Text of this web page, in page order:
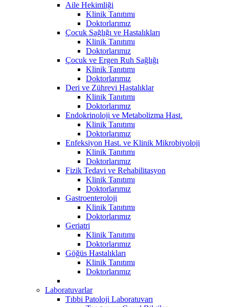
Aile Hekimliği
Klinik Tanıtımı
Doktorlarımız
Çocuk Sağlığı ve Hastalıkları
Klinik Tanıtımı
Doktorlarımız
Çocuk ve Ergen Ruh Sağlığı
Klinik Tanıtımı
Doktorlarımız
Deri ve Zührevi Hastalıklar
Klinik Tanıtımı
Doktorlarımız
Endokrinoloji ve Metabolizma Hast.
Klinik Tanıtımı
Doktorlarımız
Enfeksiyon Hast. ve Klinik Mikrobiyoloji
Klinik Tanıtımı
Doktorlarımız
Fizik Tedavi ve Rehabilitasyon
Klinik Tanıtımı
Doktorlarımız
Gastroenteroloji
Klinik Tanıtımı
Doktorlarımız
Geriatri
Klinik Tanıtımı
Doktorlarımız
Göğüs Hastalıkları
Klinik Tanıtımı
Doktorlarımız
Laboratuvarlar
Tıbbi Patoloji Laboratuvarı